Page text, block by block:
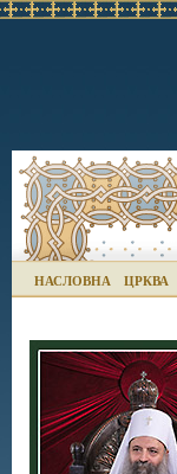
НАСЛОВНА ЦРКВА